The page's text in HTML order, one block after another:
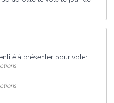
à présenter pour voter